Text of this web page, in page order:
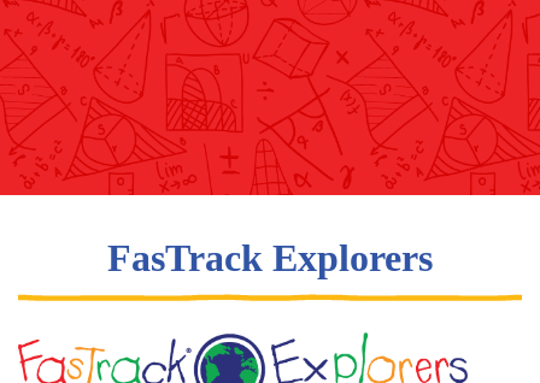
FasTrack Explorers